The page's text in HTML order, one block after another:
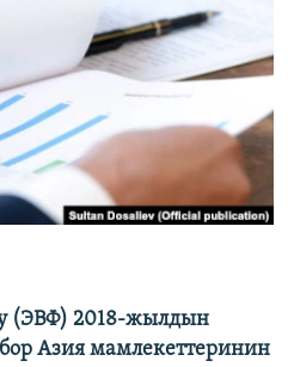
(ЭВФ) 2018-жылдын
Азия мамлекеттеринин